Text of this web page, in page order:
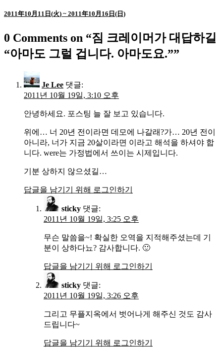
2011年10月11日(火) ~ 2011年10月16日(日)
0 Comments on “짐 크레이머가 대답하길
“아마도 그럴 겁니다. 아마도요.””
Je Lee 댓글:
2011년 10월 19일, 3:10 오후
안녕하세요. 포스팅 늘 잘 보고 있습니다.
위에… 너 20년 전이라면 데모에 나갈래?가… 20년 전이
아니라, 너가 지금 20살이라면 이라고 해석을 하셔야 합
니다. were는 가정법에서 쓰이는 시제입니다.
기분 상하지 않으셨길…
답글을 남기기 위해 로그인하기
sticky 댓글:
2011년 10월 19일, 3:25 오후
무슨 말씀을~! 확실한 오역을 지적해주셨는데 기
분이 상하다뇨? 감사합니다. 🙂
답글을 남기기 위해 로그인하기
sticky 댓글:
2011년 10월 19일, 3:26 오후
그리고 무플지옥에서 벗어나게 해주신 것도 감사
드립니다~
답글을 남기기 위해 로그인하기